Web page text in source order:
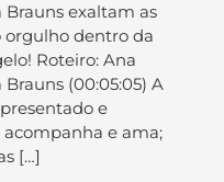
exaltam as
orgulho dentro da
Roteiro: Ana
(00:05:05) A
e
e ama;
[…]